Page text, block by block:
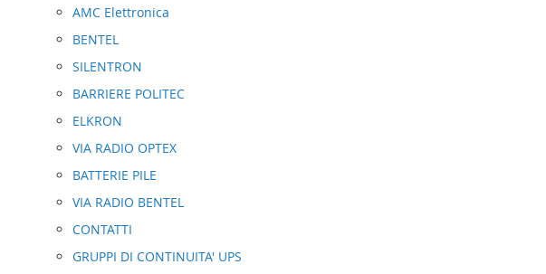
AMC Elettronica
BENTEL
SILENTRON
BARRIERE POLITEC
ELKRON
VIA RADIO OPTEX
BATTERIE PILE
VIA RADIO BENTEL
CONTATTI
GRUPPI DI CONTINUITA' UPS